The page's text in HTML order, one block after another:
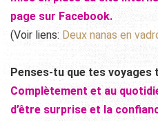
page sur Facebook.
(Voir liens: Deux nanas en
Penses-tu que tes voyages
Complètement et au
d’être surprise et la